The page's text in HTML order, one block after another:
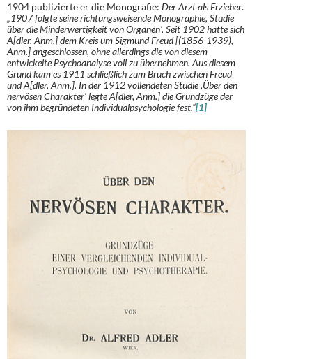
1904 publizierte er die Monografie: Der Arzt als Erzieher.
„1907 folgte seine richtungsweisende Monographie, Studie
über die Minderwertigkeit von Organen‘. Seit 1902 hatte sich
A[dler, Anm.] dem Kreis um Sigmund Freud [(1856-1939),
Anm.] angeschlossen, ohne allerdings die von diesem
entwickelte Psychoanalyse voll zu übernehmen. Aus diesem
Grund kam es 1911 schließlich zum Bruch zwischen Freud
und A[dler, Anm.]. In der 1912 vollendeten Studie ,Über den
nervösen Charakter‘ legte A[dler, Anm.] die Grundzüge der
von ihm begründeten Individualpsychologie fest.“[1]